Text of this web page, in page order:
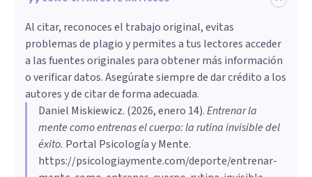
Al citar, reconoces el trabajo original, evitas
problemas de plagio y permites a tus lectores acceder
a las fuentes originales para obtener más información
o verificar datos. Asegúrate siempre de dar crédito a los
autores y de citar de forma adecuada.
Daniel Miskiewicz. (2026, enero 14).Entrenar la
mente como entrenas el cuerpo: la rutina invisible del
éxito. Portal Psicología y Mente.
https://psicologiaymente.com/deporte/entrenar-